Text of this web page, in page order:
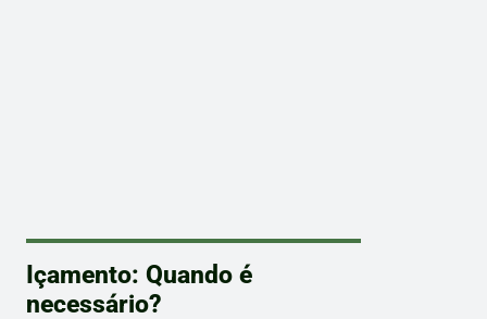
Içamento: Quando é
necessário?